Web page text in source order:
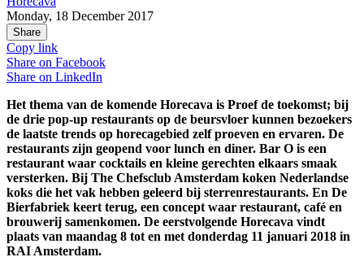
Monday, 18 December 2017
Share
Copy link
Share on Facebook
Share on LinkedIn
Het thema van de komende Horecava is Proef de toekomst; bij
de drie pop-up restaurants op de beursvloer kunnen bezoekers
de laatste trends op horecagebied zelf proeven en ervaren. De
restaurants zijn geopend voor lunch en diner. Bar O is een
restaurant waar cocktails en kleine gerechten elkaars smaak
versterken. Bij The Chefsclub Amsterdam koken Nederlandse
koks die het vak hebben geleerd bij sterrenrestaurants. En De
Bierfabriek keert terug, een concept waar restaurant, café en
brouwerij samenkomen. De eerstvolgende Horecava vindt
plaats van maandag 8 tot en met donderdag 11 januari 2018 in
RAI Amsterdam.